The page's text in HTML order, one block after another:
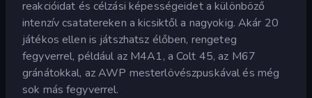
reakcióidat és célzási képességeidet a különböző
intenzív csatatereken a kicsiktől a nagyokig. Akár 20
játékos ellen is játszhatsz élőben, rengeteg
fegyverrel, például az M4A1, a Colt 45, az M67
gránátokkal, az AWP mesterlövészpuskával és még
sok más fegyverrel.